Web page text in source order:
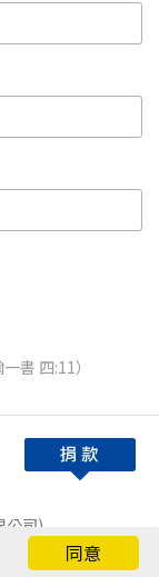
書 四:11）
公司)
同意